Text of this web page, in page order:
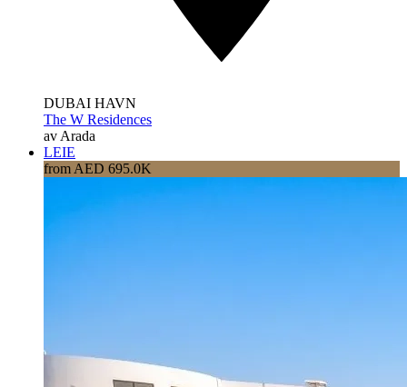
DUBAI HAVN
The W Residences
av Arada
LEIE
from AED 695.0K